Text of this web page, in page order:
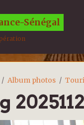
Sénégal
Album photos